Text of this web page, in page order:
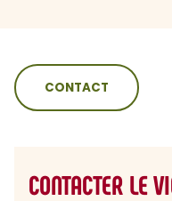
sommaire
CONTACT
CONTACTER LE